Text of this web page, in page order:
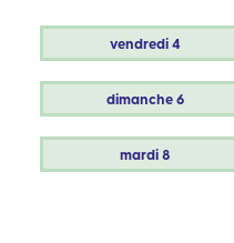
vendredi4
dimanche6
mardi8